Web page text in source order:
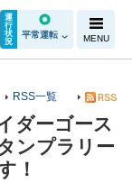
運
行
状
況
平常運転 MENU
RSS一覧
ダーゴース
ンプラリー
！